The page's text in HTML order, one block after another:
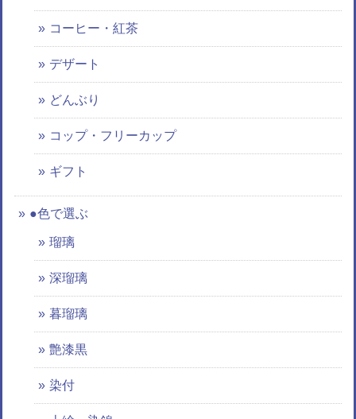
コーヒー・紅茶
デザート
どんぶり
コップ・フリーカップ
ギフト
●色で選ぶ
瑠璃
深瑠璃
暮瑠璃
艶漆黒
染付